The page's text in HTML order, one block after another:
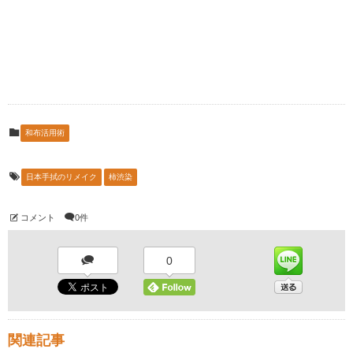
和布活用術
日本手拭のリメイク 柿渋染
コメント 0件
0
関連記事